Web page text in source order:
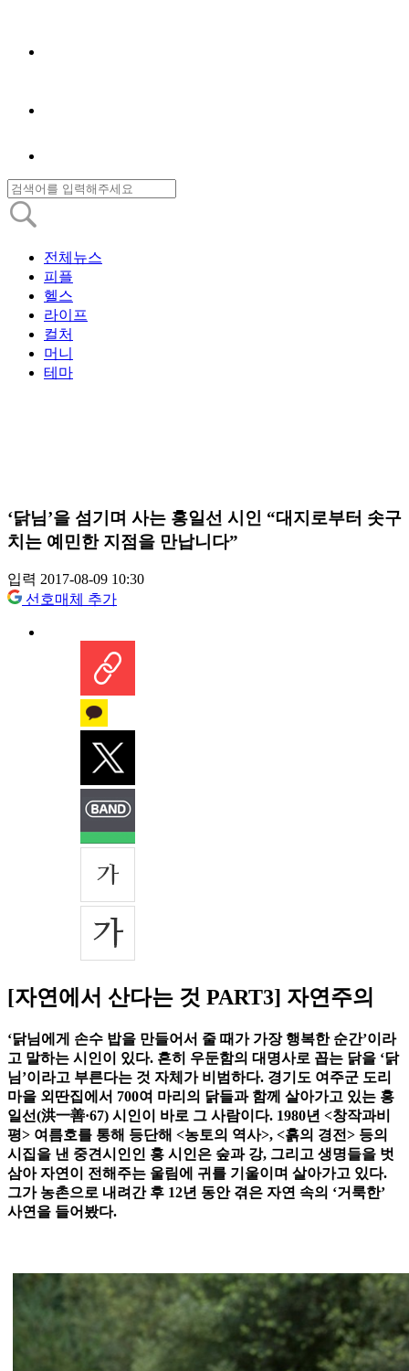
전체뉴스
피플
헬스
라이프
컬처
머니
테마
‘닭님’을 섬기며 사는 홍일선 시인 “대지로부터 솟구
치는 예민한 지점을 만납니다”
입력 2017-08-09 10:30
선호매체 추가
[자연에서 산다는 것 PART3] 자연주의
‘닭님에게 손수 밥을 만들어서 줄 때가 가장 행복한 순간’이라
고 말하는 시인이 있다. 흔히 우둔함의 대명사로 꼽는 닭을 ‘닭
님’이라고 부른다는 것 자체가 비범하다. 경기도 여주군 도리
마을 외딴집에서 700여 마리의 닭들과 함께 살아가고 있는 홍
일선(洪一善·67) 시인이 바로 그 사람이다. 1980년 <창작과비
평> 여름호를 통해 등단해 <농토의 역사>, <흙의 경전> 등의
시집을 낸 중견시인인 홍 시인은 숲과 강, 그리고 생명들을 벗
삼아 자연이 전해주는 울림에 귀를 기울이며 살아가고 있다.
그가 농촌으로 내려간 후 12년 동안 겪은 자연 속의 ‘거룩한’
사연을 들어봤다.